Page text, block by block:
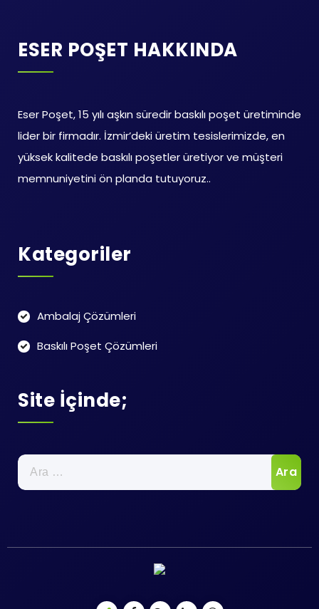
ESER POŞET HAKKINDA
Eser Poşet, 15 yılı aşkın süredir baskılı poşet üretiminde
lider bir firmadır. İzmir’deki üretim tesislerimizde, en
yüksek kalitede baskılı poşetler üretiyor ve müşteri
memnuniyetini ön planda tutuyoruz..
Kategoriler
Ambalaj Çözümleri
Baskılı Poşet Çözümleri
Site İçinde;
Arama: